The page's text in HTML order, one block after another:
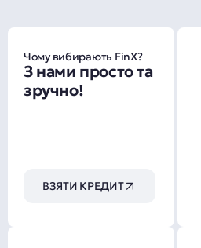
Чому вибирають FinX?
З нами просто та
зручно!
ВЗЯТИ КРЕДИТ